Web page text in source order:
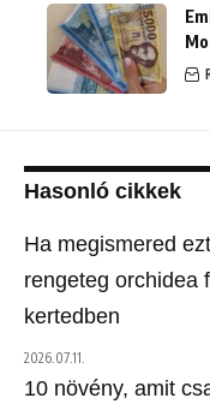
Hasonló cikkek
Ha megismered
rengeteg orchidea
kertedben
2026.07.11.
10 növény, amit